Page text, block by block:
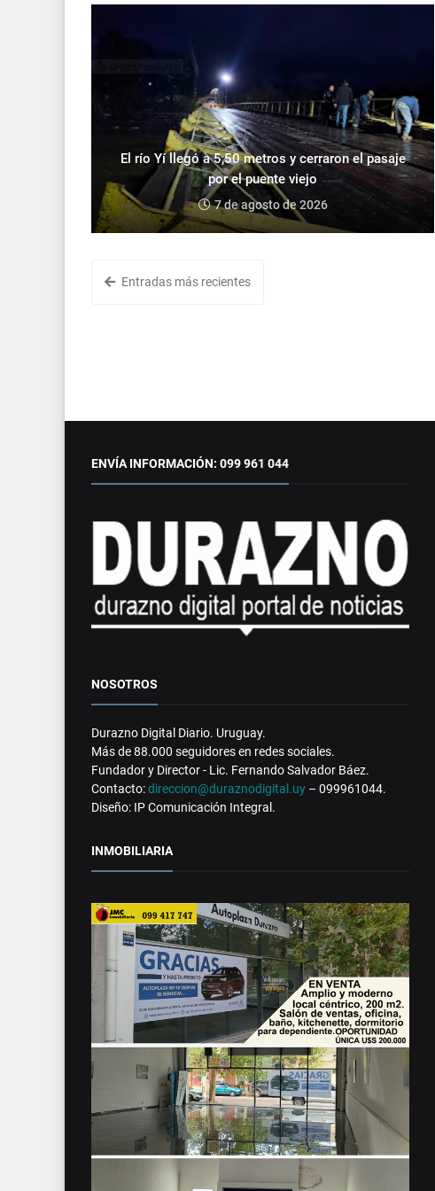
El río Yí llegó a 5,50 metros y cerraron el pasaje
por el puente viejo
7 de agosto de 2026
Entradas más recientes
ENVÍA INFORMACIÓN: 099 961 044
NOSOTROS
Durazno Digital Diario. Uruguay.
Más de 88.000 seguidores en redes sociales.
Fundador y Director - Lic. Fernando Salvador Báez.
Contacto:direccion@duraznodigital.uy – 099961044.
Diseño: IP Comunicación Integral.
INMOBILIARIA